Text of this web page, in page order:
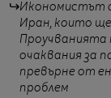
Икономистът
Иран, които
Проучванията
очаквания за
превърне от
проблем